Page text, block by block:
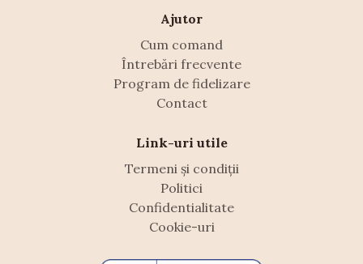
Ajutor
Cum comand
Întrebări frecvente
Program de fidelizare
Contact
Link-uri utile
Termeni și condiții
Politici
Confidentialitate
Cookie-uri